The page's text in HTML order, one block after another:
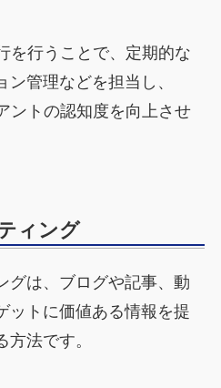
を行うことで、定期的な
管理などを担当し、
ントの認知度を向上させ
ィング
グは、ブログや記事、動
ットに価値ある情報を提
法です。